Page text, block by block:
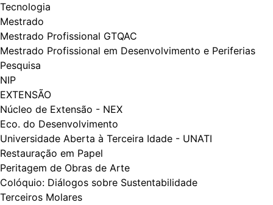
Tecnologia
Mestrado
Mestrado Profissional GTQAC
Mestrado Profissional em Desenvolvimento e Periferias
Pesquisa
NIP
EXTENSÃO
Núcleo de Extensão - NEX
Eco. do Desenvolvimento
Universidade Aberta à Terceira Idade - UNATI
Restauração em Papel
Peritagem de Obras de Arte
Colóquio: Diálogos​​ sobre Sustentabilidade
Terceiros Molares